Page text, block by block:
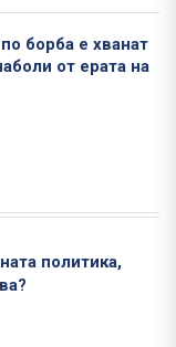
борба е хванат
от ерата на
политика,